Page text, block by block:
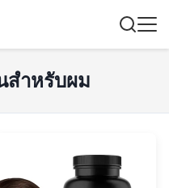
สําหรับผม